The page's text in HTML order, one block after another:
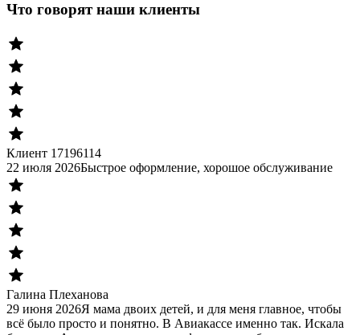
Что говорят наши клиенты
Клиент 17196114
22 июля 2026Быстрое оформление, хорошое обслуживание
Галина Плеханова
29 июня 2026Я мама двоих детей, и для меня главное, чтобы
всё было просто и понятно. В Авиакассе именно так. Искала